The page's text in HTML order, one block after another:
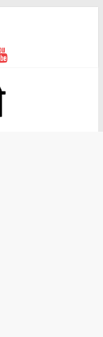
গেলে করণীয় কি?